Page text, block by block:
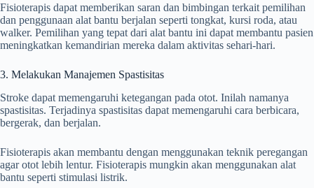
Fisioterapis dapat memberikan saran dan bimbingan terkait pemilihan
dan penggunaan alat bantu berjalan seperti tongkat, kursi roda, atau
walker. Pemilihan yang tepat dari alat bantu ini dapat membantu pasien
meningkatkan kemandirian mereka dalam aktivitas sehari-hari.
3. Melakukan Manajemen Spastisitas
Stroke dapat memengaruhi ketegangan pada otot. Inilah namanya
spastisitas. Terjadinya spastisitas dapat memengaruhi cara berbicara,
bergerak, dan berjalan.
Fisioterapis akan membantu dengan menggunakan teknik peregangan
agar otot lebih lentur. Fisioterapis mungkin akan menggunakan alat
bantu seperti stimulasi listrik.